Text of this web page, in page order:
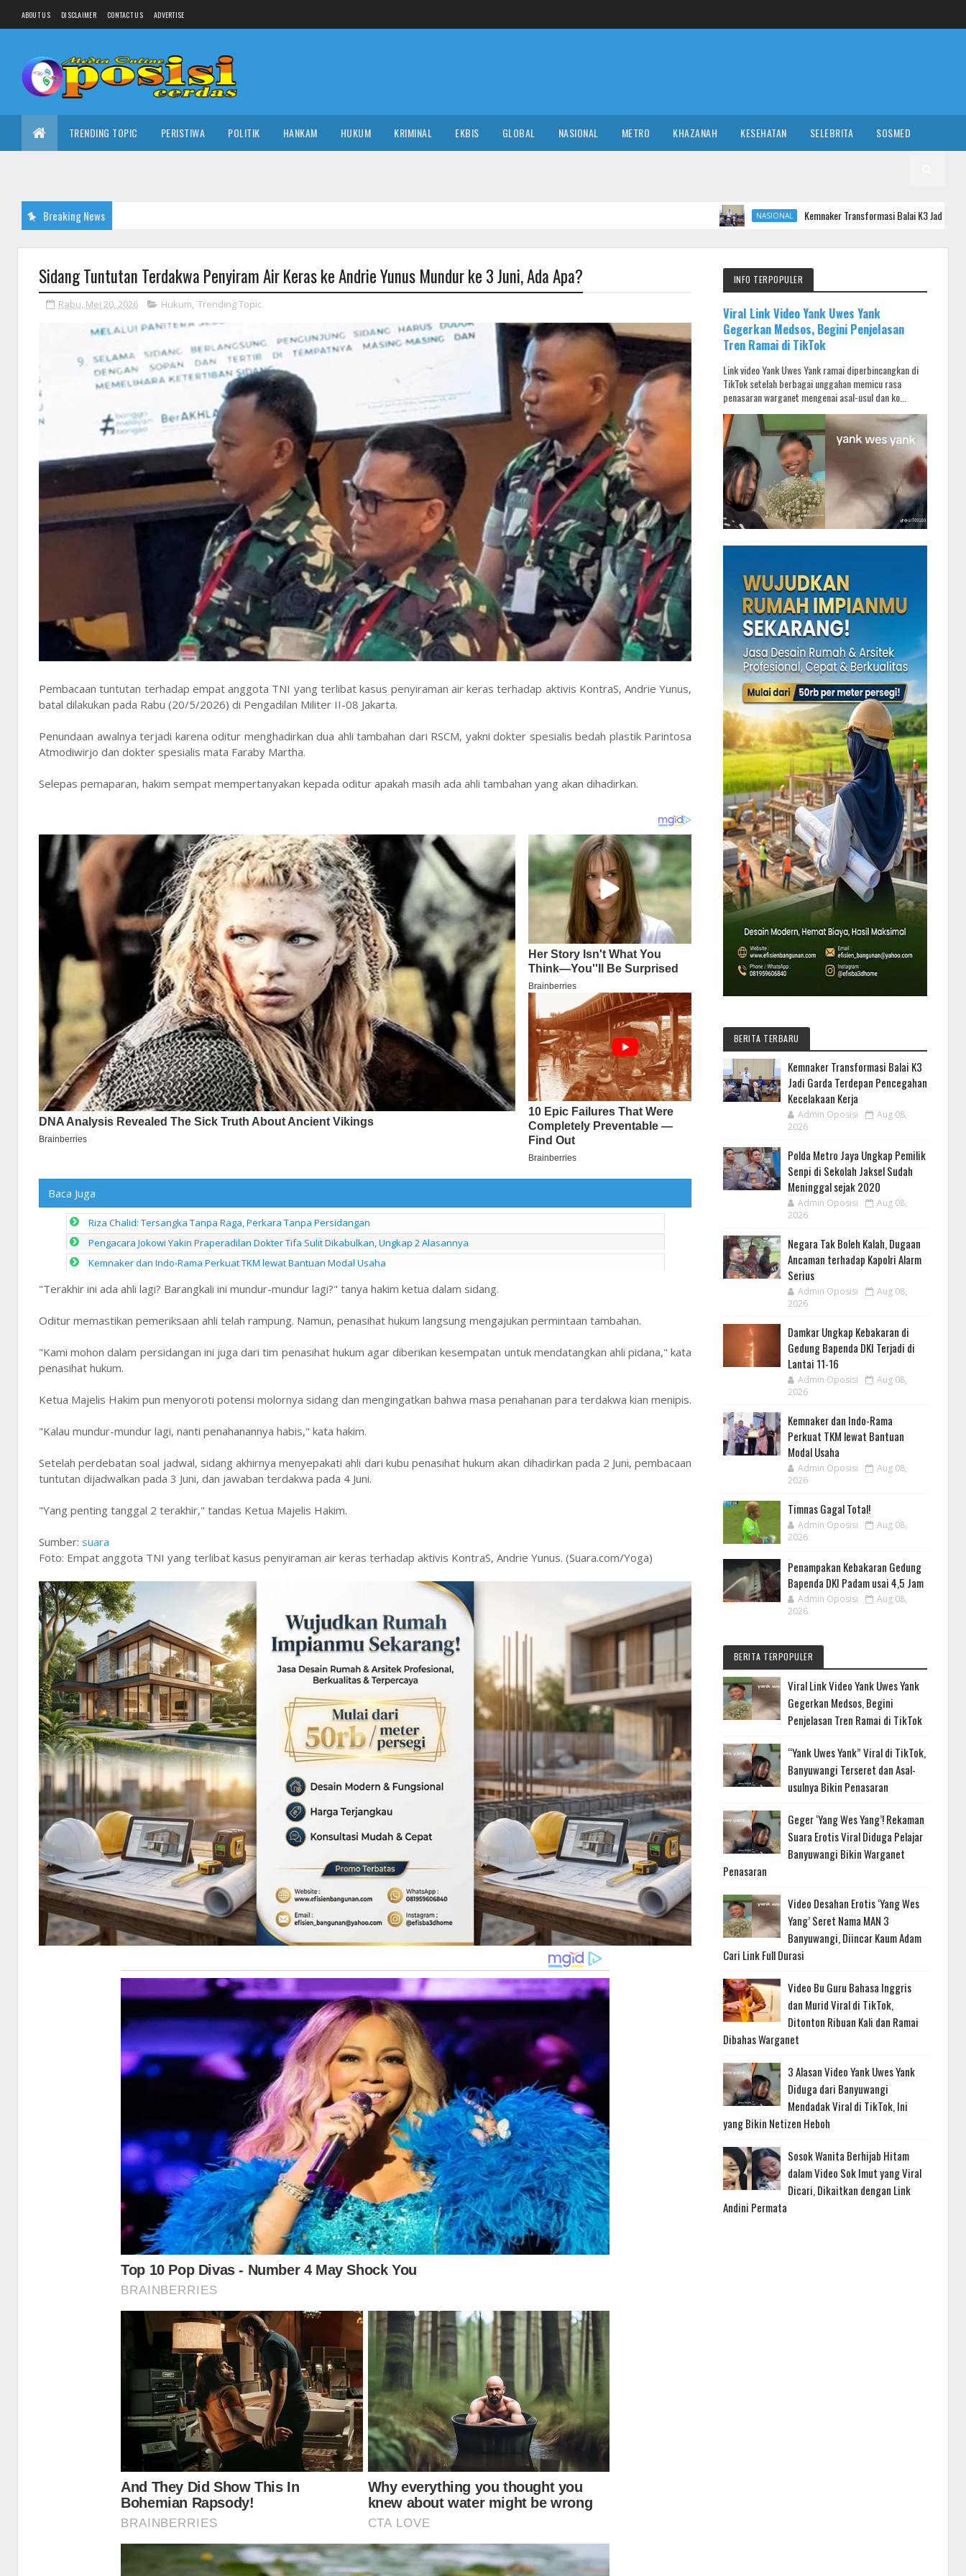
ABOUT US DISCLAIMER CONTACT US ADVERTISE
TRENDING TOPIC PERISTIWA POLITIK HANKAM HUKUM KRIMINAL EKBIS GLOBAL NASIONAL METRO KHAZANAH KESEHATAN SELEBRITA SOSMED
Breaking News Kemnaker Transformasi Balai K3 Jadi Garda Terdepan
Sidang Tuntutan Terdakwa Penyiram Air Keras ke Andrie Yunus Mundur ke 3 Juni, Ada Apa?
Rabu, Mei 20, 2026 Hukum, Trending Topic
Pembacaan tuntutan terhadap empat anggota TNI yang terlibat kasus penyiraman air keras terhadap aktivis KontraS, Andrie Yunus,
batal dilakukan pada Rabu (20/5/2026) di Pengadilan Militer II-08 Jakarta.
Penundaan awalnya terjadi karena oditur menghadirkan dua ahli tambahan dari RSCM, yakni dokter spesialis bedah plastik Parintosa
Atmodiwirjo dan dokter spesialis mata Faraby Martha.
Selepas pemaparan, hakim sempat mempertanyakan kepada oditur apakah masih ada ahli tambahan yang akan dihadirkan.
Baca Juga
Riza Chalid: Tersangka Tanpa Raga, Perkara Tanpa Persidangan
Pengacara Jokowi Yakin Praperadilan Dokter Tifa Sulit Dikabulkan, Ungkap 2 Alasannya
Kemnaker dan Indo-Rama Perkuat TKM lewat Bantuan Modal Usaha
"Terakhir ini ada ahli lagi? Barangkali ini mundur-mundur lagi?" tanya hakim ketua dalam sidang.
Oditur memastikan pemeriksaan ahli telah rampung. Namun, penasihat hukum langsung mengajukan permintaan tambahan.
"Kami mohon dalam persidangan ini juga dari tim penasihat hukum agar diberikan kesempatan untuk mendatangkan ahli pidana," kata
penasihat hukum.
Ketua Majelis Hakim pun menyoroti potensi molornya sidang dan mengingatkan bahwa masa penahanan para terdakwa kian menipis.
"Kalau mundur-mundur lagi, nanti penahanannya habis," kata hakim.
Setelah perdebatan soal jadwal, sidang akhirnya menyepakati ahli dari kubu penasihat hukum akan dihadirkan pada 2 Juni, pembacaan
tuntutan dijadwalkan pada 3 Juni, dan jawaban terdakwa pada 4 Juni.
"Yang penting tanggal 2 terakhir," tandas Ketua Majelis Hakim.
Sumber: suara
Foto: Empat anggota TNI yang terlibat kasus penyiraman air keras terhadap aktivis KontraS, Andrie Yunus. (Suara.com/Yoga)
INFO TERPOPULER
Viral Link Video Yank Uwes Yank
Gegerkan Medsos, Begini Penjelasan
Tren Ramai di TikTok
Link video Yank Uwes Yank ramai diperbincangkan di
TikTok setelah berbagai unggahan memicu rasa
penasaran warganet mengenai asal-usul dan ko...
BERITA TERBARU
Kemnaker Transformasi Balai K3
Jadi Garda Terdepan Pencegahan
Kecelakaan Kerja
Admin Oposisi
Aug 08,
2026
Polda Metro Jaya Ungkap Pemilik
Senpi di Sekolah Jaksel Sudah
Meninggal sejak 2020
Admin Oposisi
Aug 08,
2026
Negara Tak Boleh Kalah, Dugaan
Ancaman terhadap Kapolri Alarm
Serius
Admin Oposisi
Aug 08,
2026
Damkar Ungkap Kebakaran di
Gedung Bapenda DKI Terjadi di
Lantai 11-16
Admin Oposisi
Aug 08,
2026
Kemnaker dan Indo-Rama
Perkuat TKM lewat Bantuan
Modal Usaha
Admin Oposisi
Aug 08,
2026
Timnas Gagal Total!
Admin Oposisi
Aug 08,
2026
Penampakan Kebakaran Gedung
Bapenda DKI Padam usai 4,5 Jam
Admin Oposisi
Aug 08,
2026
BERITA TERPOPULER
Viral Link Video Yank Uwes Yank
Gegerkan Medsos, Begini
Penjelasan Tren Ramai di TikTok
“Yank Uwes Yank” Viral di TikTok,
Banyuwangi Terseret dan Asal-
usulnya Bikin Penasaran
Geger ‘Yang Wes Yang’! Rekaman
Suara Erotis Viral Diduga Pelajar
Banyuwangi Bikin Warganet
Penasaran
Video Desahan Erotis ‘Yang Wes
Yang’ Seret Nama MAN 3
Banyuwangi, Diincar Kaum Adam
Cari Link Full Durasi
Video Bu Guru Bahasa Inggris
dan Murid Viral di TikTok,
Ditonton Ribuan Kali dan Ramai
Dibahas Warganet
3 Alasan Video Yank Uwes Yank
Diduga dari Banyuwangi
Mendadak Viral di TikTok, Ini
yang Bikin Netizen Heboh
Sosok Wanita Berhijab Hitam
dalam Video Sok Imut yang Viral
Dicari, Dikaitkan dengan Link
Andini Permata